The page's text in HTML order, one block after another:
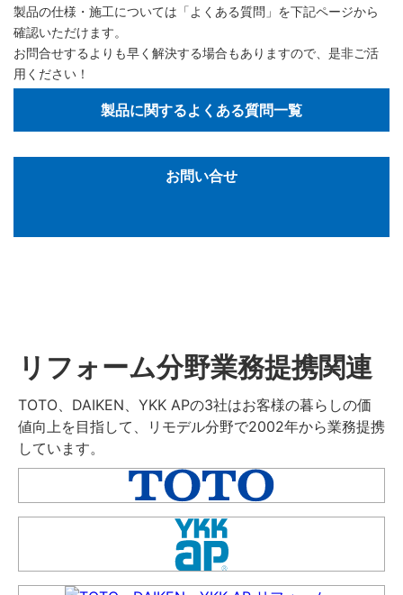
製品の仕様・施工については「よくある質問」を下記ページから
確認いただけます。
お問合せするよりも早く解決する場合もありますので、是非ご活
用ください！
製品に関するよくある質問一覧
お問い合せ
リフォーム分野業務提携関連
TOTO、DAIKEN、YKK APの3社はお客様の暮らしの価
値向上を目指して、リモデル分野で2002年から業務提携
しています。